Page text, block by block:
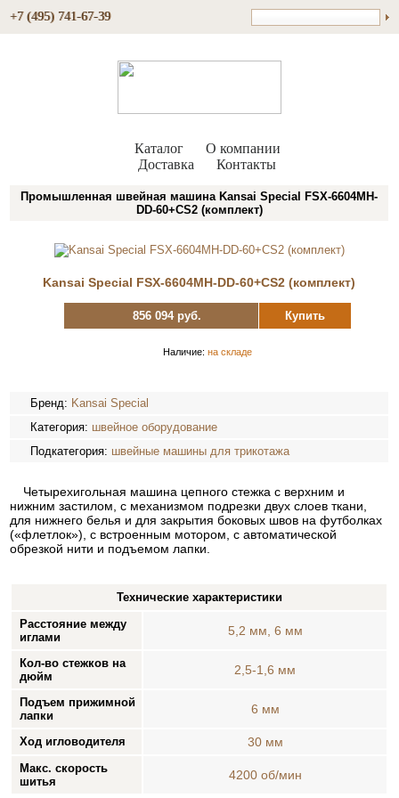
+7 (495) 741-67-39
Каталог
О компании
Доставка
Контакты
Промышленная швейная машина Kansai Special FSX-6604MH-
DD-60+CS2 (комплект)
Kansai Special FSX-6604MH-DD-60+CS2 (комплект)
856 094 руб. Купить
Наличие: на складе
Бренд: Kansai Special
Категория: швейное оборудование
Подкатегория: швейные машины для трикотажа
Четырехигольная машина цепного стежка с верхним и
нижним застилом, с механизмом подрезки двух слоев ткани,
для нижнего белья и для закрытия боковых швов на футболках
(«флетлок»), с встроенным мотором, с автоматической
обрезкой нити и подъемом лапки.
Технические характеристики
Расстояние между
иглами
5,2 мм, 6 мм
Кол-во стежков на
дюйм
2,5-1,6 мм
Подъем прижимной
лапки
6 мм
Ход игловодителя 30 мм
Макс. скорость
шитья
4200 об/мин